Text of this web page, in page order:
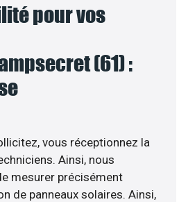
pour vos
(61) :
vous réceptionnez la
Ainsi, nous
mesurer précisément
de panneaux solaires. Ainsi,